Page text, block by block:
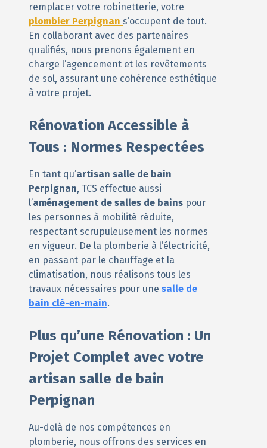
remplacer votre robinetterie, votre
plombier Perpignan s’occupent de tout.
En collaborant avec des partenaires
qualifiés, nous prenons également en
charge l’agencement et les revêtements
de sol, assurant une cohérence esthétique
à votre projet.
Rénovation Accessible à
Tous : Normes Respectées
En tant qu’artisan salle de bain
Perpignan, TCS effectue aussi
l’aménagement de salles de bains pour
les personnes à mobilité réduite,
respectant scrupuleusement les normes
en vigueur. De la plomberie à l’électricité,
en passant par le chauffage et la
climatisation, nous réalisons tous les
travaux nécessaires pour une salle de
bain clé-en-main.
Plus qu’une Rénovation : Un
Projet Complet avec votre
artisan salle de bain
Perpignan
Au-delà de nos compétences en
plomberie, nous offrons des services en